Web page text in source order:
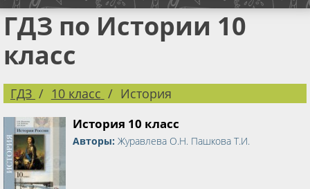
ГДЗ по Истории 10
класс
ГДЗ 10 класс История
История 10 класс
Авторы: Журавлева О.Н. Пашкова Т.И.